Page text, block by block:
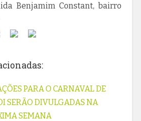
Benjamim Constant, bairro
PARA O CARNAVAL DE
SERÃO DIVULGADAS NA
SEMANA